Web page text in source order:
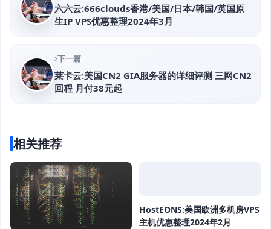
六六云:666clouds香港/美国/日本/韩国/英国原
生IP VPS优惠整理2024年3月
下一篇
莱卡云:美国CN2 GIA服务器的详细评测 三网CN2
回程 月付38元起
相关推荐
HostEONS:美国欧洲多机房VPS
主机优惠整理2024年2月